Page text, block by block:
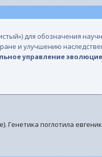
для обозначения
и улучшению
управление
Генетика поглотила